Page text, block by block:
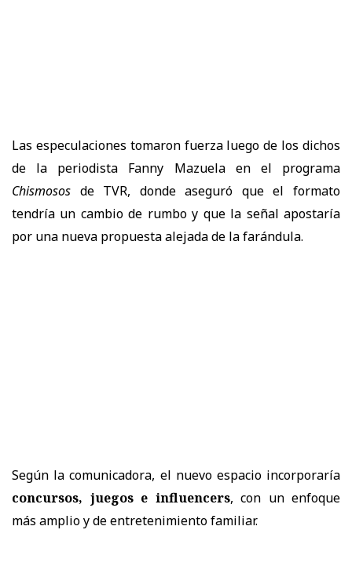
Las especulaciones tomaron fuerza luego de los dichos
de la periodista Fanny Mazuela en el programa
Chismosos de TVR, donde aseguró que el formato
tendría un cambio de rumbo y que la señal apostaría
por una nueva propuesta alejada de la farándula.
Según la comunicadora, el nuevo espacio incorporaría
concursos, juegos e influencers, con un enfoque
más amplio y de entretenimiento familiar.